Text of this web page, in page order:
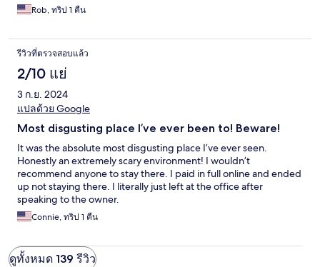
Rob, ทริป 1 คืน
รีวิวที่ตรวจสอบแล้ว
2/10 แย่
3 ก.ย. 2024
แปลด้วย Google
Most disgusting place I’ve ever been to! Beware!
It was the absolute most disgusting place I’ve ever seen.
Honestly an extremely scary environment! I wouldn’t
recommend anyone to stay there. I paid in full online and ended
up not staying there. I literally just left at the office after
speaking to the owner.
Connie, ทริป 1 คืน
ดูทั้งหมด 139 รีวิว